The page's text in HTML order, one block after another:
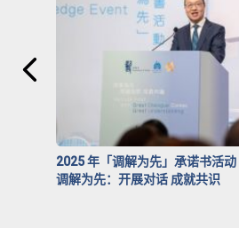
2025 年「调解为先」承诺书活动
调解为先：开展对话 成就共识